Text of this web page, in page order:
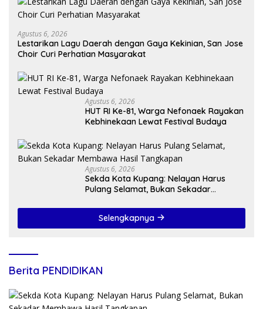
Agustus 6, 2026
Lestarikan Lagu Daerah dengan Gaya Kekinian, San Jose
Choir Curi Perhatian Masyarakat
Agustus 6, 2026
HUT RI Ke-81, Warga Nefonaek Rayakan
Kebhinekaan Lewat Festival Budaya
Agustus 6, 2026
Sekda Kota Kupang: Nelayan Harus
Pulang Selamat, Bukan Sekadar
Selengkapnya
Berita PENDIDIKAN